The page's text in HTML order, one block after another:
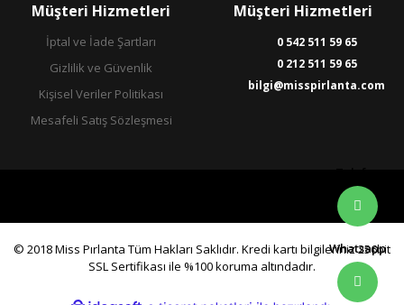
Müşteri Hizmetleri
İptal ve İade Şartları
Gizlilik ve Güvenlik
Kişisel Veriler Politikası
Mesafeli Satış Sözleşmesi
Müşteri Hizmetleri
0 542 511 59 65
0 212 511 59 65
bilgi@misspirlanta.com
© 2018 Miss Pırlanta Tüm Hakları Saklıdır. Kredi kartı bilgileriniz 256bit
SSL Sertifikası ile %100 koruma altındadır.
Whatsapp